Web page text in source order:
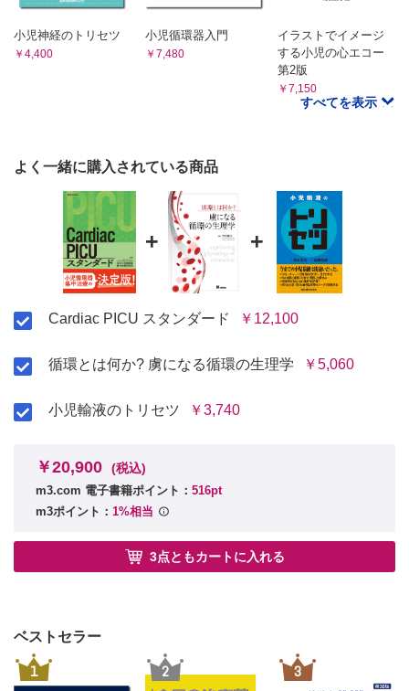
CHAP.04 反回神経麻痺
CHAP.05 横隔神経麻痺
CHAP.06 心タンポナーデ
≫ 【Topic】小児循環器集中治療（pediatric cardiac
No.02 特殊デバイス一覧
カラー写真一覧
索引
小児神経のトリセツ
￥4,400
小児循環器入門
￥7,480
イラストでイメージ
する小児の心エコー
第2版
￥7,150
すべてを表示
よく一緒に購入されている商品
+ +
Cardiac PICU スタンダード ￥12,100
循環とは何か? 虜になる循環の生理学 ￥5,060
小児輸液のトリセツ ￥3,740
￥20,900 (税込)
m3.com 電子書籍ポイント： 516pt
m3ポイント： 1%相当
3点ともカートに入れる
ベストセラー
1 2 3